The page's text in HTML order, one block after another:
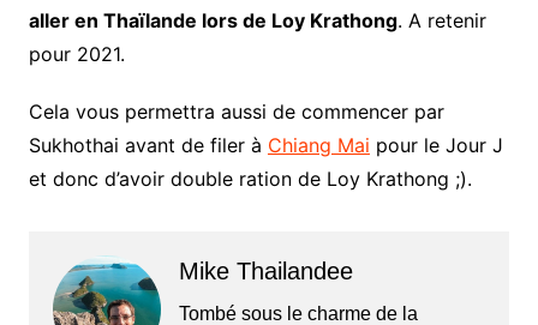
aller en Thaïlande lors de Loy Krathong. A retenir
pour 2021.
Cela vous permettra aussi de commencer par
Sukhothai avant de filer à Chiang Mai pour le Jour J
et donc d’avoir double ration de Loy Krathong ;).
Mike Thailandee
Tombé sous le charme de la